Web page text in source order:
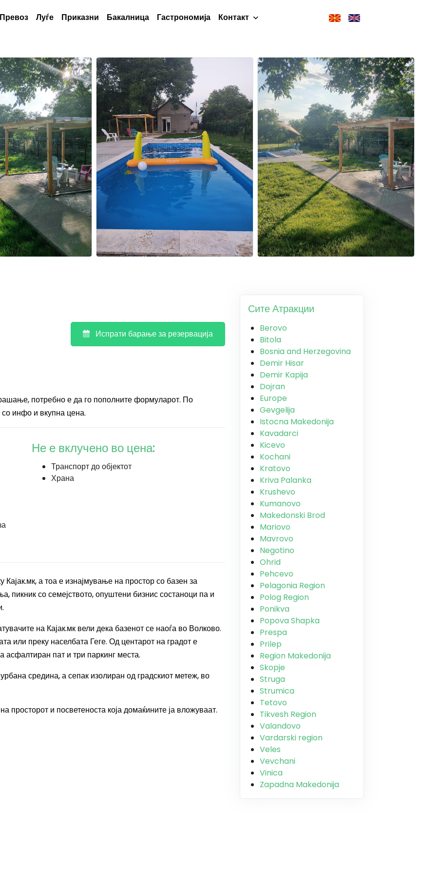
Превоз Луѓе Приказни Бакалница Гастрономија Контакт
Испрати барање за резервација
потребно е да го пополните формуларот. По
инфо и вкупна цена.
Не е вклучено во цена:
Транспорт до објектот
Храна
а тоа е изнајмување на простор со базен за
пикник со семејството, опуштени бизнис состаноци па и
на Кајак.мк вели дека базенот се наоѓа во Волково.
или преку населбата Геге. Од центарот на градот е
асфалтиран пат и три паркинг места.
средина, а сепак изолиран од градскиот метеж, во
просторот и посветеноста која домаќините ја вложуваат.
Сите Атракции
Berovo
Bitola
Bosnia and Herzegovina
Demir Hisar
Demir Kapija
Dojran
Europe
Gevgelija
Istocna Makedonija
Kavadarci
Kicevo
Kochani
Kratovo
Kriva Palanka
Krushevo
Kumanovo
Makedonski Brod
Mariovo
Mavrovo
Negotino
Ohrid
Pehcevo
Pelagonia Region
Polog Region
Ponikva
Popova Shapka
Prespa
Prilep
Region Makedonija
Skopje
Struga
Strumica
Tetovo
Tikvesh Region
Valandovo
Vardarski region
Veles
Vevchani
Vinica
Zapadna Makedonija